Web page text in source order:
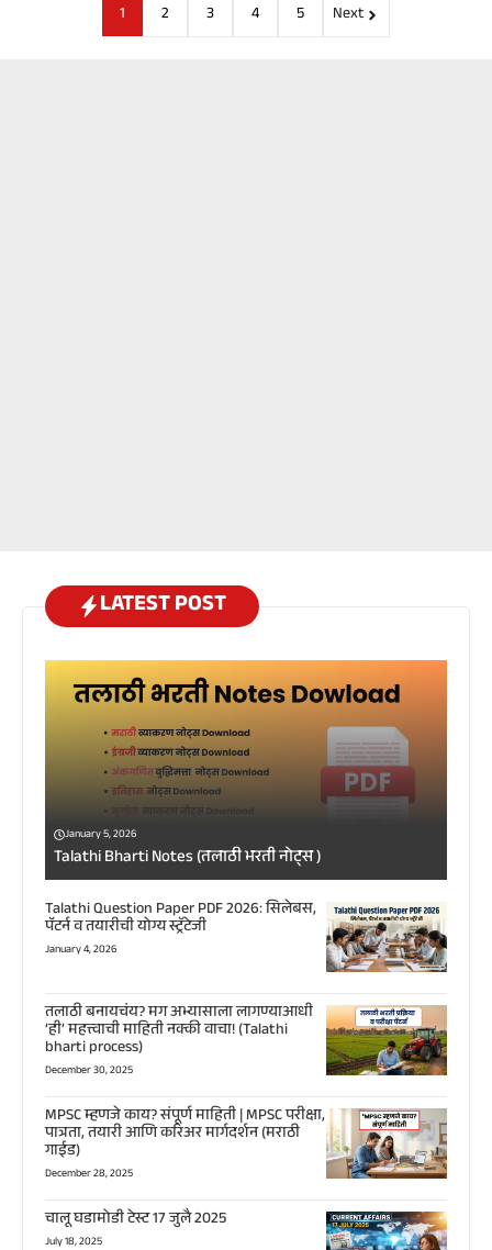
1 2 3 4 5 Next
LATEST POST
January 5, 2026
Talathi Bharti Notes (तलाठी भरती नोट्स )
Talathi Question Paper PDF 2026: सिलेबस,
पॅटर्न व तयारीची योग्य स्ट्रॅटेजी
January 4, 2026
तलाठी बनायचंय? मग अभ्यासाला लागण्याआधी
‘ही’ महत्त्वाची माहिती नक्की वाचा! (Talathi
bharti process)
December 30, 2025
MPSC म्हणजे काय? संपूर्ण माहिती | MPSC परीक्षा,
पात्रता, तयारी आणि करिअर मार्गदर्शन (मराठी
गाईड)
December 28, 2025
चालू घडामोडी टेस्ट 17 जुलै 2025
July 18, 2025